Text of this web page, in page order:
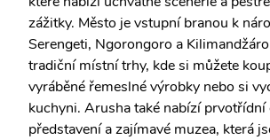
zážitky. Město je vstupní branou k
Serengeti, Ngorongoro a
tradiční místní trhy, kde si můžete
vyráběné řemeslné výrobky nebo si
kuchyni. Arusha také nabízí prvotřídní
představení a zajímavé muzea, která